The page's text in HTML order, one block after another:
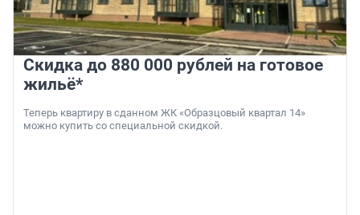
Скидка до 880 000 рублей на готовое
жильё*
Теперь квартиру в сданном ЖК «Образцовый квартал 14»
можно купить со специальной скидкой.